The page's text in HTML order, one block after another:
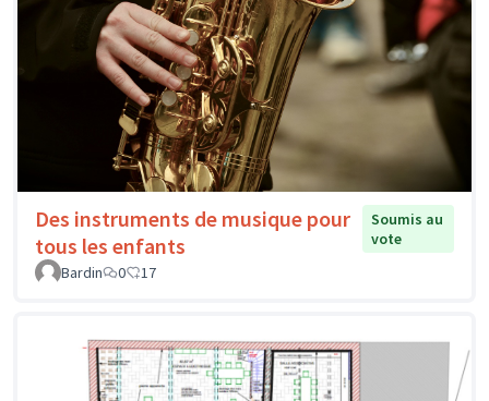
Des instruments de musique pour
tous les enfants
Soumis au
vote
Bardin
0 17